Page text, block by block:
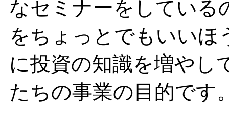
なセミナーをしている
をちょっとでもいいほ
に投資の知識を増やし
たちの事業の目的です